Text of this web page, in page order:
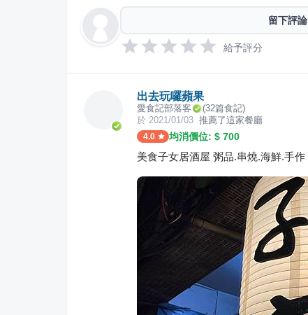
留下評論
給予評分
出去玩囉蘋果
愛食記部落客 (32篇食記)
於 2021/01/03 推薦了這家餐廳
4.0 均消價位: $ 700
美食子女居酒屋 粥品.串燒.海鮮.手作